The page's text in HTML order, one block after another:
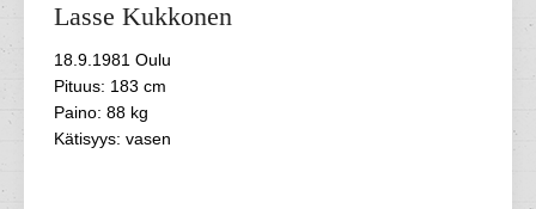
Lasse Kukkonen
18.9.1981 Oulu
Pituus: 183 cm
Paino: 88 kg
Kätisyys: vasen